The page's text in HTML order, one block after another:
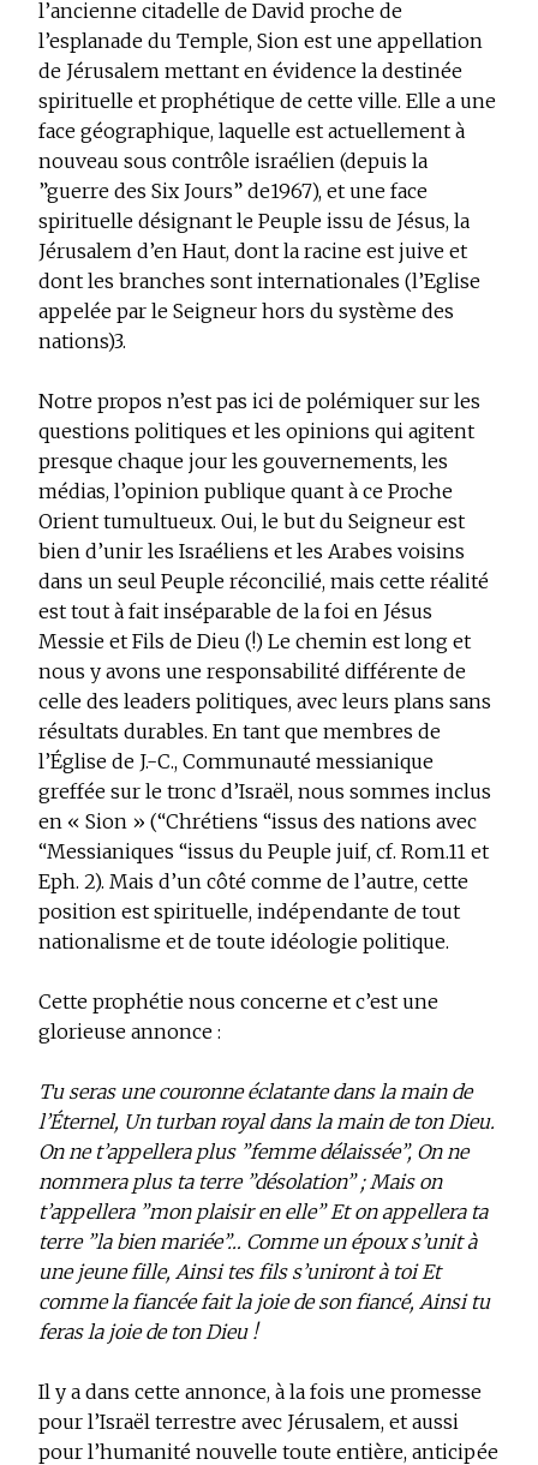
l’ancienne citadelle de David proche de
l’esplanade du Temple, Sion est une appellation
de Jérusalem mettant en évidence la destinée
spirituelle et prophétique de cette ville. Elle a une
face géographique, laquelle est actuellement à
nouveau sous contrôle israélien (depuis la
”guerre des Six Jours” de1967), et une face
spirituelle désignant le Peuple issu de Jésus, la
Jérusalem d’en Haut, dont la racine est juive et
dont les branches sont internationales (l’Eglise
appelée par le Seigneur hors du système des
nations)3.
Notre propos n’est pas ici de polémiquer sur les
questions politiques et les opinions qui agitent
presque chaque jour les gouvernements, les
médias, l’opinion publique quant à ce Proche
Orient tumultueux. Oui, le but du Seigneur est
bien d’unir les Israéliens et les Arabes voisins
dans un seul Peuple réconcilié, mais cette réalité
est tout à fait inséparable de la foi en Jésus
Messie et Fils de Dieu (!) Le chemin est long et
nous y avons une responsabilité différente de
celle des leaders politiques, avec leurs plans sans
résultats durables. En tant que membres de
l’Église de J.-C., Communauté messianique
greffée sur le tronc d’Israël, nous sommes inclus
en « Sion » (“Chrétiens “issus des nations avec
“Messianiques “issus du Peuple juif, cf. Rom.11 et
Eph. 2). Mais d’un côté comme de l’autre, cette
position est spirituelle, indépendante de tout
nationalisme et de toute idéologie politique.
Cette prophétie nous concerne et c’est une
glorieuse annonce :
Tu seras une couronne éclatante dans la main de
l’Éternel, Un turban royal dans la main de ton Dieu.
On ne t’appellera plus ”femme délaissée”, On ne
nommera plus ta terre ”désolation” ; Mais on
t’appellera ”mon plaisir en elle” Et on appellera ta
terre ”la bien mariée”… Comme un époux s’unit à
une jeune fille, Ainsi tes fils s’uniront à toi Et
comme la fiancée fait la joie de son fiancé, Ainsi tu
feras la joie de ton Dieu !
Il y a dans cette annonce, à la fois une promesse
pour l’Israël terrestre avec Jérusalem, et aussi
pour l’humanité nouvelle toute entière, anticipée